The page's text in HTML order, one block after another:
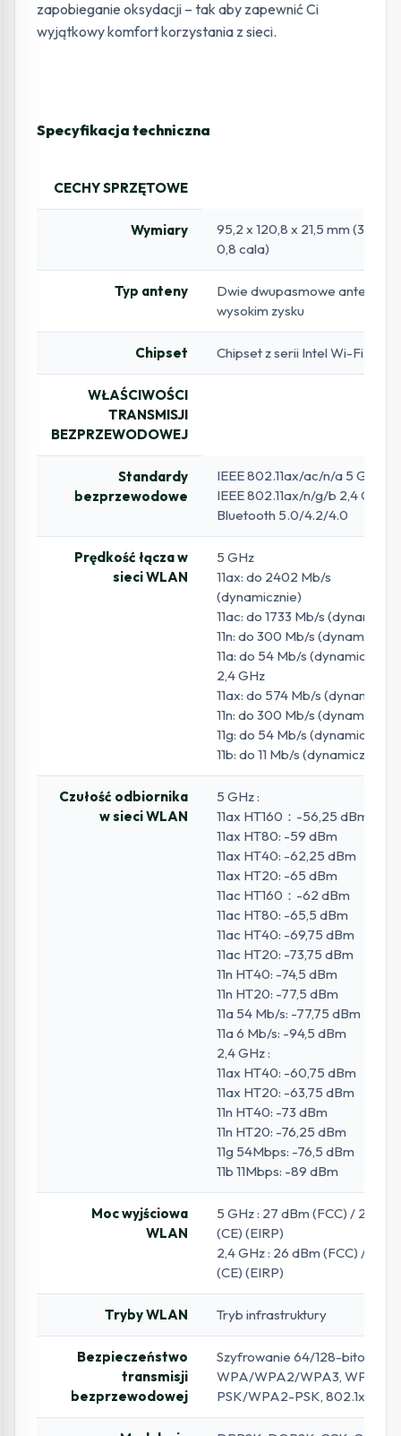
zapobieganie oksydacji – tak aby zapewnić Ci
wyjątkowy komfort korzystania z sieci.
Specyfikacja techniczna
CECHY SPRZĘTOWE
Wymiary
95,2 x 120,8 x 21,5 mm (3,7 x
0,8 cala)
Typ anteny
Dwie dwupasmowe anteny o
wysokim zysku
Chipset Chipset z serii Intel Wi-Fi 6
WŁAŚCIWOŚCI
TRANSMISJI
BEZPRZEWODOWEJ
Standardy
bezprzewodowe
IEEE 802.11ax/ac/n/a 5 GHz
IEEE 802.11ax/n/g/b 2,4 GHz
Bluetooth 5.0/4.2/4.0
Prędkość łącza w
sieci WLAN
5 GHz
11ax: do 2402 Mb/s
(dynamicznie)
11ac: do 1733 Mb/s
11n: do 300 Mb/s
11a: do 54 Mb/s (dynamicznie)
2,4 GHz
11ax: do 574 Mb/s
11n: do 300 Mb/s
11g: do 54 Mb/s (dynamicznie)
11b: do 11 Mb/s (dynamicznie)
Czułość odbiornika
w sieci WLAN
5 GHz :
11ax HT160：-56,25 dBm
11ax HT80: -59 dBm
11ax HT40: -62,25 dBm
11ax HT20: -65 dBm
11ac HT160：-62 dBm
11ac HT80: -65,5 dBm
11ac HT40: -69,75 dBm
11ac HT20: -73,75 dBm
11n HT40: -74,5 dBm
11n HT20: -77,5 dBm
11a 54 Mb/s: -77,75 dBm
11a 6 Mb/s: -94,5 dBm
2,4 GHz :
11ax HT40: -60,75 dBm
11ax HT20: -63,75 dBm
11n HT40: -73 dBm
11n HT20: -76,25 dBm
11g 54Mbps: -76,5 dBm
11b 11Mbps: -89 dBm
Moc wyjściowa
WLAN
5 GHz : 27 dBm (FCC) / 23
(CE) (EIRP)
2,4 GHz : 26 dBm (FCC) / 20
(CE) (EIRP)
Tryby WLAN Tryb infrastruktury
Bezpieczeństwo
transmisji
bezprzewodowej
Szyfrowanie 64/128-bitowe
WPA/WPA2/WPA3, WPA-
PSK/WPA2-PSK, 802.1x